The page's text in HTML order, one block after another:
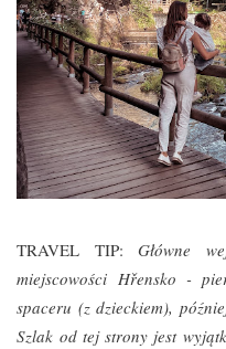
TRAVEL TIP:Główne w
miejscowości Hřensko -
spaceru (z dzieckiem),
Szlak od tej strony jest